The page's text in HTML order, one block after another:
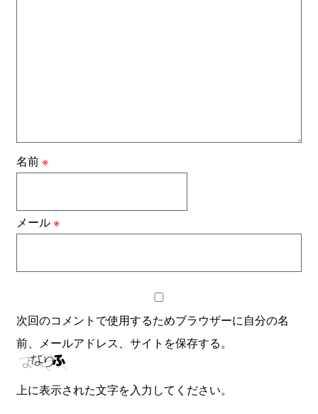
名前※
メール※
次回のコメントで使用するためブラウザーに自分の名
前、メールアドレス、サイトを保存する。
上に表示された文字を入力してください。